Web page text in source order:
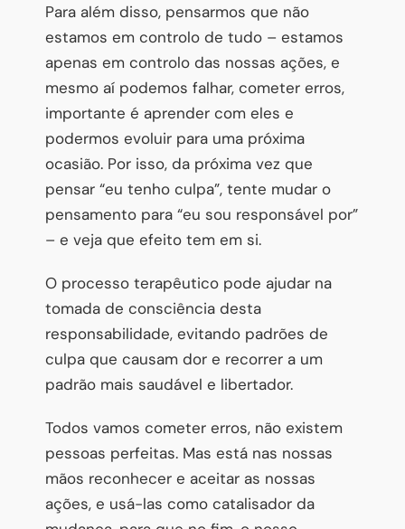
Para além disso, pensarmos que não
estamos em controlo de tudo – estamos
apenas em controlo das nossas ações, e
mesmo aí podemos falhar, cometer erros,
importante é aprender com eles e
podermos evoluir para uma próxima
ocasião. Por isso, da próxima vez que
pensar “eu tenho culpa”, tente mudar o
pensamento para “eu sou responsável por”
– e veja que efeito tem em si.
O processo terapêutico pode ajudar na
tomada de consciência desta
responsabilidade, evitando padrões de
culpa que causam dor e recorrer a um
padrão mais saudável e libertador.
Todos vamos cometer erros, não existem
pessoas perfeitas. Mas está nas nossas
mãos reconhecer e aceitar as nossas
ações, e usá-las como catalisador da